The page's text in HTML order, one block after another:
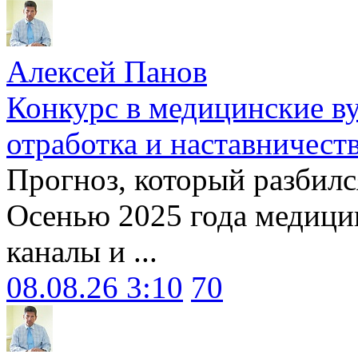
Алексей Панов
Конкурс в медицинские
отработка и
Прогноз, который
Осенью 2025 года
каналы и ...
08.08.26 3:10 70